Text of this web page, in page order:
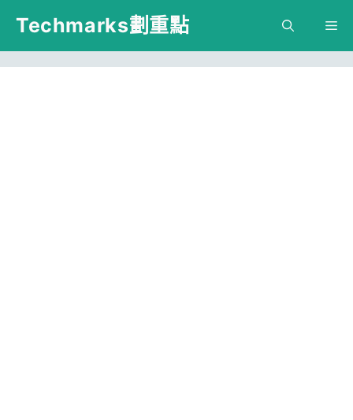
跳
主
Techmarks劃重點